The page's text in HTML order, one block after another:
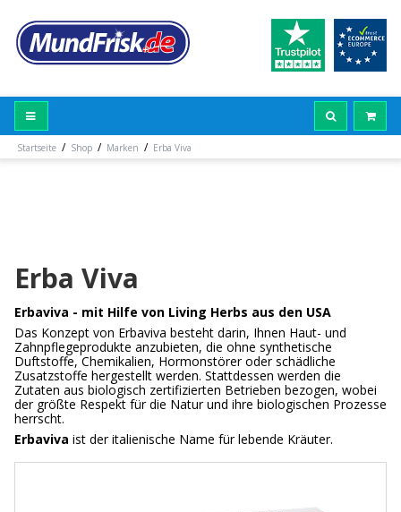
Startseite / Shop / Marken / Erba Viva
Erba Viva
Erbaviva - mit Hilfe von Living Herbs aus den USA
Das Konzept von Erbaviva besteht darin, Ihnen Haut- und
Zahnpflegeprodukte anzubieten, die ohne synthetische
Duftstoffe, Chemikalien, Hormonstörer oder schädliche
Zusatzstoffe hergestellt werden. Stattdessen werden die
Zutaten aus biologisch zertifizierten Betrieben bezogen, wobei
der größte Respekt für die Natur und ihre biologischen Prozesse
herrscht.
Erbaviva ist der italienische Name für lebende Kräuter.